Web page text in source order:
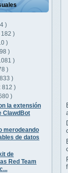
)
182 )
)
)
)
)
)
812 )
)
la extensión
ClawdBot
merodeando
de datos
de
Red Team